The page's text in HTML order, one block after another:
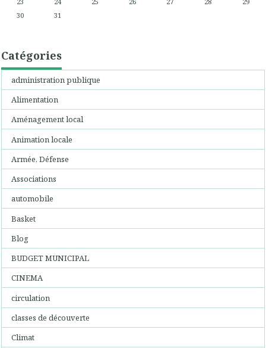
30
31
Catégories
administration publique
Alimentation
Aménagement local
Animation locale
Armée, Défense
Associations
automobile
Basket
Blog
BUDGET MUNICIPAL
CINEMA
circulation
classes de découverte
Climat